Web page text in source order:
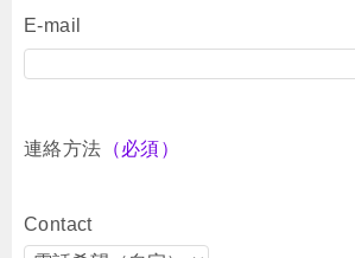
E-mail
連絡方法 （必須）
Contact